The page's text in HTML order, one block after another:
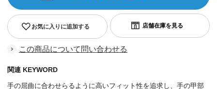
お気に入りに追加する
この商品について問い合わせる
関連 KEYWORD
手の屈曲に合わせらるように高いフィット性を追求し、手の甲部